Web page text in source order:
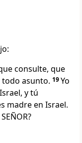
consulte, que
todo asunto. 19Yo
y tú
madre en Israel.